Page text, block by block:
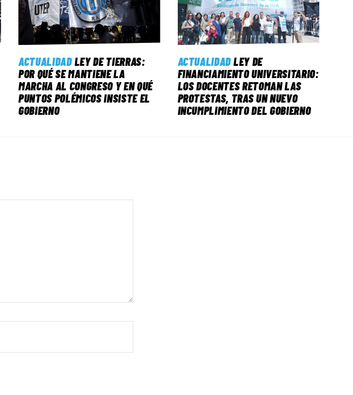
ACTUALIDAD LEY DE TIERRAS:
POR QUÉ SE MANTIENE LA
MARCHA AL CONGRESO Y EN QUÉ
PUNTOS POLÉMICOS INSISTE EL
GOBIERNO
ACTUALIDADLEY DE
FINANCIAMIENTO UNIVERSITARIO:
LOS DOCENTES RETOMAN LAS
PROTESTAS, TRAS UN NUEVO
INCUMPLIMIENTO DEL GOBIERNO